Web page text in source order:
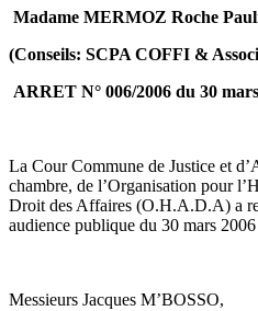
Madame MERMOZ Roche
(Conseils: SCPA COFFI &
ARRET N° 006/2006 du 30
La Cour Commune de Justice et
chambre, de l’Organisation pour
Droit des Affaires (O.H.A.D.A) a
audience publique du 30 mars
Messieurs Jacques